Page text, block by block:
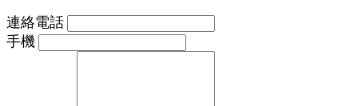
連絡電話
手機